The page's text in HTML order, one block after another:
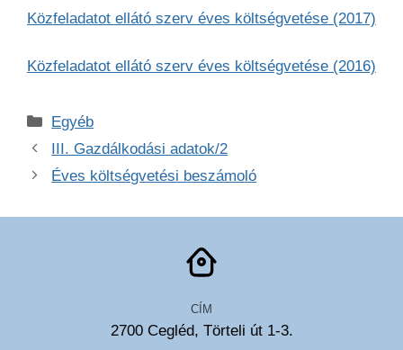
Közfeladatot ellátó szerv éves költségvetése (2017)
Közfeladatot ellátó szerv éves költségvetése (2016)
Kategória
Egyéb
III. Gazdálkodási adatok/2
Éves költségvetési beszámoló
CÍM
2700 Cegléd, Törteli út 1-3.